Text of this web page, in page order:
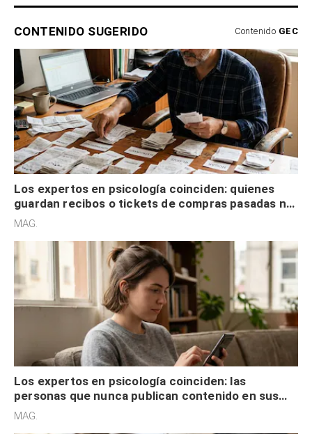
CONTENIDO SUGERIDO Contenido GEC
Los expertos en psicología coinciden: quienes
guardan recibos o tickets de compras pasadas no
son acumuladores, sino que tienen necesidad de
MAG.
Los expertos en psicología coinciden: las
personas que nunca publican contenido en sus
redes sociales no pretenden buscar validación
MAG.